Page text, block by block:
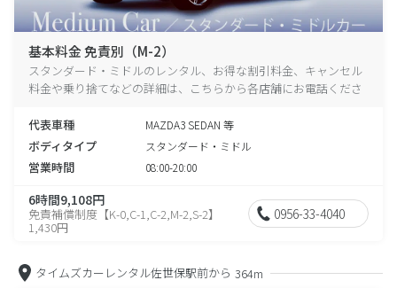
基本料金 免責別（M-2）
スタンダード・ミドルのレンタル、お得な割引料金、キャンセル
料金や乗り捨てなどの詳細は、こちらから各店舗にお電話くださ
代表車種
MAZDA3 SEDAN 等
ボディタイプ スタンダード・ミドル
営業時間 08:00-20:00
6時間9,108円
免責補償制度【K-0,C-1,C-2,M-2,S-2】
1,430円
0956-33-4040
タイムズカーレンタル佐世保駅前から 364m